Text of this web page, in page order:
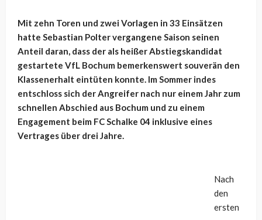
Mit zehn Toren und zwei Vorlagen in 33 Einsätzen
hatte Sebastian Polter vergangene Saison seinen
Anteil daran, dass der als heißer Abstiegskandidat
gestartete VfL Bochum bemerkenswert souverän den
Klassenerhalt eintüten konnte. Im Sommer indes
entschloss sich der Angreifer nach nur einem Jahr zum
schnellen Abschied aus Bochum und zu einem
Engagement beim FC Schalke 04 inklusive eines
Vertrages über drei Jahre.
Nach
den
ersten